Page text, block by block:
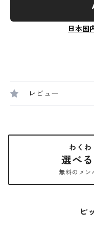
日本国
レビュー
わくわ
選べ
無料のメン
ピ